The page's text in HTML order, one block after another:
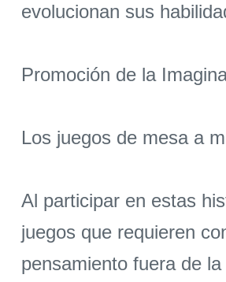
evolucionan sus
Promoción de la
Los juegos de mesa a
Al participar en estas
juegos que requieren
pensamiento fuera de